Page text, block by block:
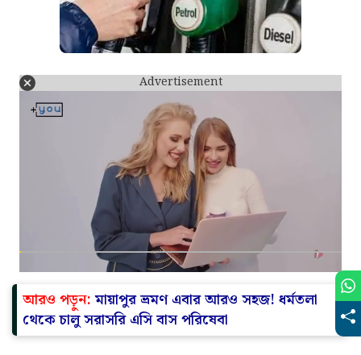
Advertisement
আরও পড়ুন:মায়াপুর ভ্রমণ এবার আরও সহজ! ধর্মতলা
থেকে চালু সরাসরি এসি বাস পরিষেবা